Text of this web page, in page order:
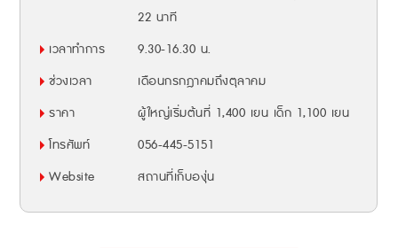
22 นาที
เวลาทำการ
9.30-16.30 น.
ช่วงเวลา
เดือนกรกฎาคมถึงตุลาคม
ราคา
ผู้ใหญ่เริ่มต้นที่ 1,400 เยน เด็ก 1,100 เยน
โทรศัพท์
056-445-5151
Website
สถานที่เก็บองุ่น